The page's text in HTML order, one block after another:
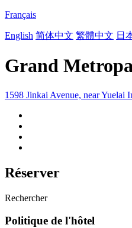
Français
English 简体中文 繁體中文 日
Grand
1598 Jinkai Avenue, near Yuelai
Réserver
Rechercher
Politique de l'hôtel